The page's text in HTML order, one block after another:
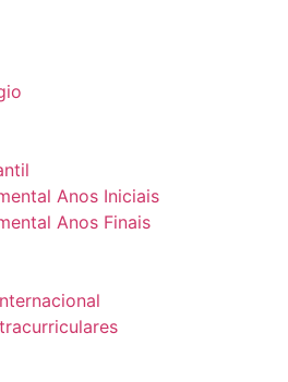
Anos Iniciais
Anos Finais